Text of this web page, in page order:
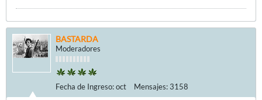
BASTARDA
Moderadores
Fecha de Ingreso:oct Mensajes:3158